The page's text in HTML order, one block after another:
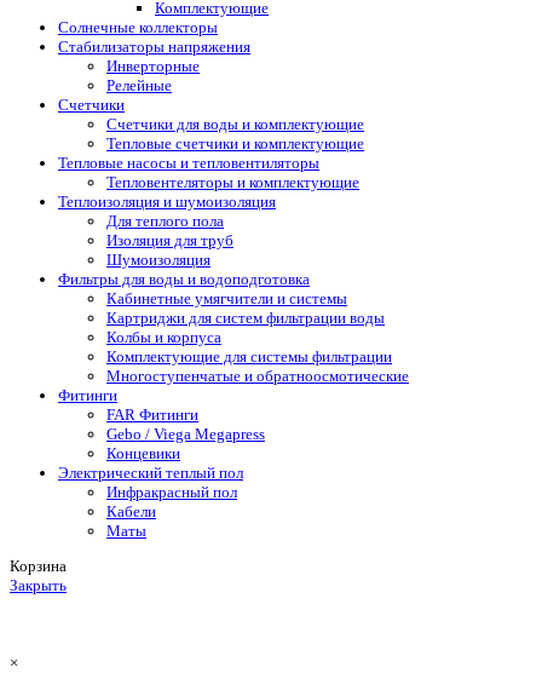
Комплектующие
Солнечные коллекторы
Стабилизаторы напряжения
Инверторные
Релейные
Счетчики
Счетчики для воды и комплектующие
Тепловые счетчики и комплектующие
Тепловые насосы и тепловентиляторы
Тепловентеляторы и комплектующие
Теплоизоляция и шумоизоляция
Для теплого пола
Изоляция для труб
Шумоизоляция
Фильтры для воды и водоподготовка
Кабинетные умягчители и системы
Картриджи для систем фильтрации воды
Колбы и корпуса
Комплектующие для системы фильтрации
Многоступенчатые и обратноосмотические
Фитинги
FAR Фитинги
Gebo / Viega Megapress
Концевики
Электрический теплый пол
Инфракрасный пол
Кабели
Маты
Корзина
Закрыть
×